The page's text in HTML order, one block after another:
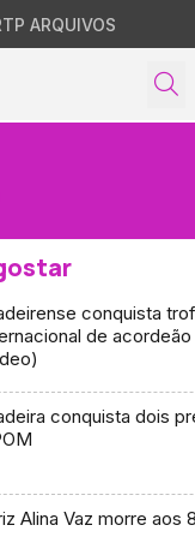
ARQUIVOS
conquista
de acordeão
conquista dois
Alina Vaz morre aos